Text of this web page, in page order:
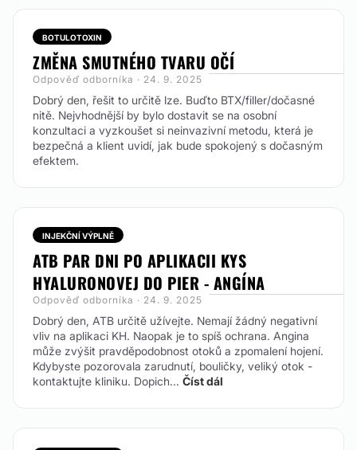
BOTULOTOXIN
ZMĚNA SMUTNÉHO TVARU OČÍ
Odpověď odborníka · 24. 9. 2025
Dobrý den, řešit to určitě lze. Buďto BTX/filler/dočasné
nitě. Nejvhodnější by bylo dostavit se na osobní
konzultaci a vyzkoušet si neinvazivní metodu, která je
bezpečná a klient uvidí, jak bude spokojený s dočasným
efektem.
INJEKČNÍ VÝPLNĚ
ATB PAR DNI PO APLIKACII KYS
HYALURONOVEJ DO PIER - ANGÍNA
Odpověď odborníka · 24. 9. 2025
Dobrý den, ATB určitě užívejte. Nemají žádný negativní
vliv na aplikaci KH. Naopak je to spíš ochrana. Angina
může zvýšit pravděpodobnost otoků a zpomalení hojení.
Kdybyste pozorovala zarudnutí, bouličky, veliký otok -
kontaktujte kliniku. Dopich... Číst dál